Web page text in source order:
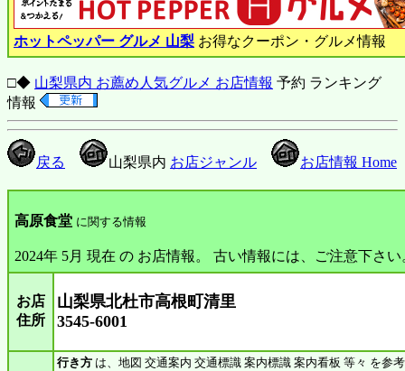
ホットペッパー グルメ 山梨 お得なクーポン・グルメ情報
□◆ 山梨県内 お薦め人気グルメ お店情報 予約 ランキング
情報
戻る 山梨県内 お店ジャンル お店情報 Home
高原食堂 に関する情報
2024年 5月 現在 の お店情報。 古い情報には、ご注意下さい
お店
住所
山梨県北杜市高根町清里
3545-6001
行き方 は、地図 交通案内 交通標識 案内標識 案内看板 等々 を参